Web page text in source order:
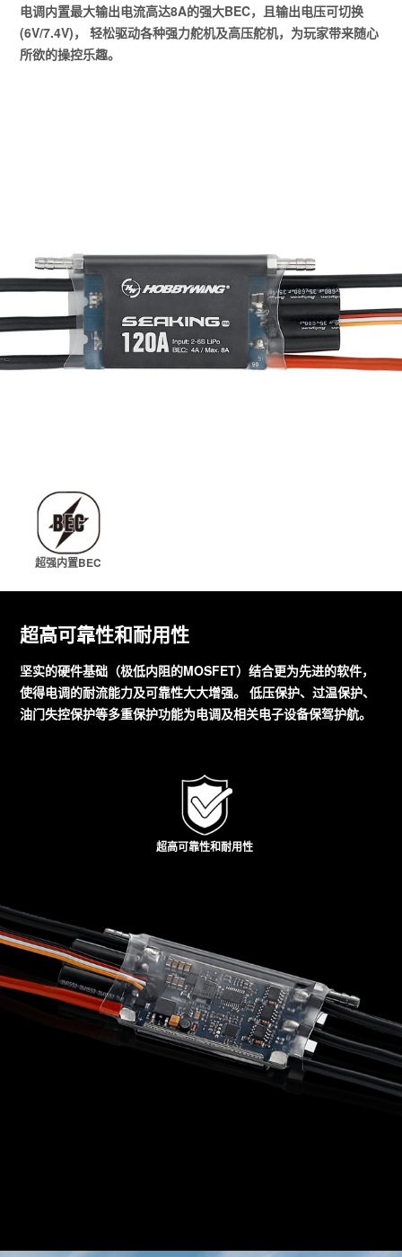
电调内置最大输出电流高达8A的强大BEC，且输出电压可切换
(6V/7.4V)， 轻松驱动各种强力舵机及高压舵机，为玩家带来随心
所欲的操控乐趣。
超强内置BEC
超高可靠性和耐用性
坚实的硬件基础（极低内阻的MOSFET）结合更为先进的软件，
使得电调的耐流能力及可靠性大大增强。 低压保护、过温保护、
油门失控保护等多重保护功能为电调及相关电子设备保驾护航。
超高可靠性和耐用性